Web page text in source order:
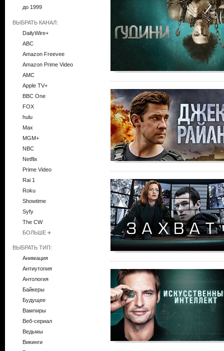
до 1999
ВЫБРАТЬ КАНАЛ:
DailyWire+
ABC
Amazon Freevee
Amazon Prime Video
AMC
Apple TV+
BBC One
FOX
hulu
Max
MGM+
NBC
Netflix
Prime Video
Rai 1
Roku
Showtime
Syfy
The CW
БОЛЬШЕ
ВЫБРАТЬ ТИП:
Анимация
Антиутопия
Антология
Байкеры
Будущее
Вампиры
Веб-сериал
Ведьмы
Викинги